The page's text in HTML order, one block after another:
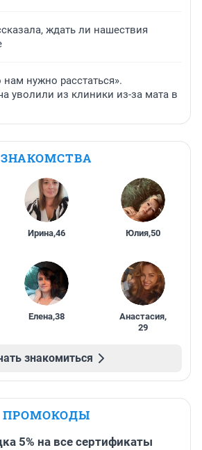
ждать ли нашествия
нужно расстаться».
уволили из клиники из-за мата в
ЗНАКОМСТВА
Ирина,46 Юлия,50
Елена,38 Анастасия,
29
знакомиться
ПРОМОКОДЫ
5% на все сертификаты